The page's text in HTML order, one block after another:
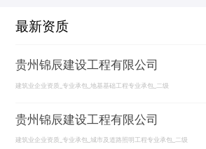
最新资质
贵州锦辰建设工程有限公司
建筑业企业资质_专业承包_地基基础工程专业承包_二级
贵州锦辰建设工程有限公司
建筑业企业资质_专业承包_城市及道路照明工程专业承包_二级